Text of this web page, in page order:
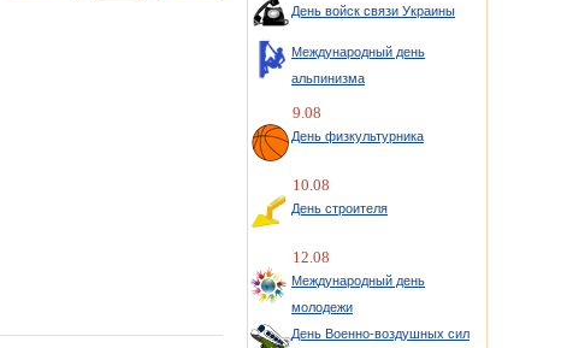
День войск связи Украины
Международный день
альпинизма
9.08
День физкультурника
10.08
День строителя
12.08
Международный день
молодежи
День Военно-воздушных сил